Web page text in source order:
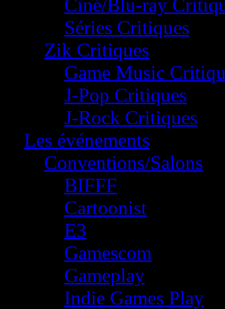
Ciné/Blu-ray
Séries Critiques
Zik Critiques
Game Music
J-Pop Critiques
J-Rock Critiques
Les événements
Conventions/Salons
BIFFF
Cartoonist
E3
Gamescom
Gameplay
Indie Games Play